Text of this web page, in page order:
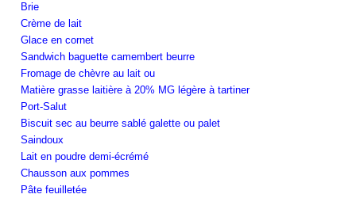
Brie
Crème de lait
Glace en cornet
Sandwich baguette camembert beurre
Fromage de chèvre au lait ou
Matière grasse laitière à 20% MG légère à tartiner
Port-Salut
Biscuit sec au beurre sablé galette ou palet
Saindoux
Lait en poudre demi-écrémé
Chausson aux pommes
Pâte feuilletée